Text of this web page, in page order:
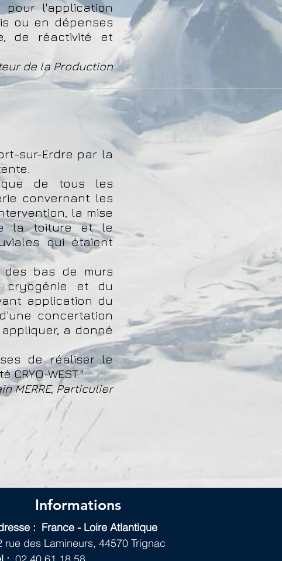
pour l'application
ou en dépenses
de réactivité et
de la Production
sur-Erdre par la
de tous les
convernant les
la mise
la toiture et le
qui étaient
des bas de murs
cryogénie et du
application du
concertation
a donné
de réaliser le
WEST."
MERRE, Particulier
Informations
: France - Loire Atlantique
rue des Lamineurs, 44570 Trignac